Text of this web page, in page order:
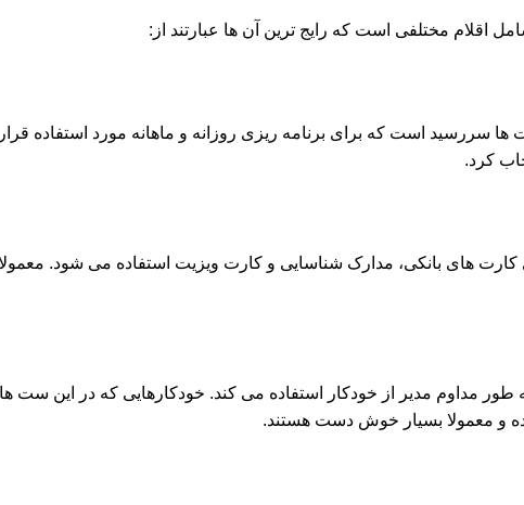
اقلام مختلفی است که رایج ترین آن ها عبارتند از:
ها سررسید است که برای برنامه ریزی روزانه و ماهانه مورد استفاده
کرد.
کارت های بانکی، مدارک شناسایی و کارت ویزیت استفاده می شود.
طور مداوم مدیر از خودکار استفاده می کند. خودکارهایی که در این ست
و معمولا بسیار خوش دست هستند.